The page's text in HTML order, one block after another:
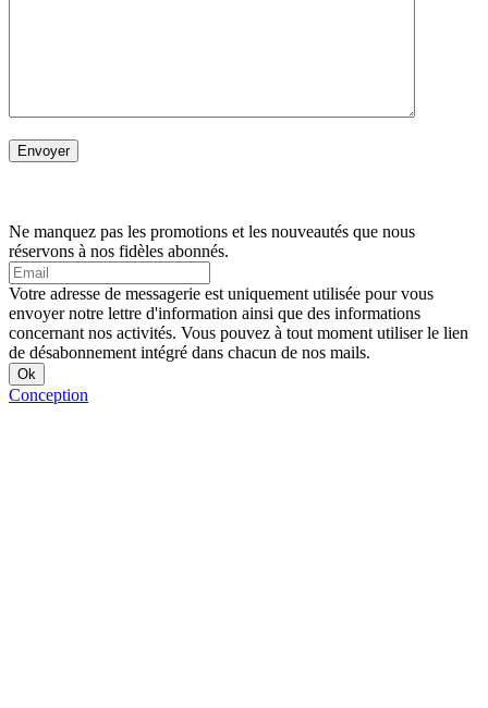
Ne manquez pas les promotions et les nouveautés que nous
réservons à nos fidèles abonnés.
Votre adresse de messagerie est uniquement utilisée pour vous
envoyer notre lettre d'information ainsi que des informations
concernant nos activités. Vous pouvez à tout moment utiliser le lien
de désabonnement intégré dans chacun de nos mails.
Conception